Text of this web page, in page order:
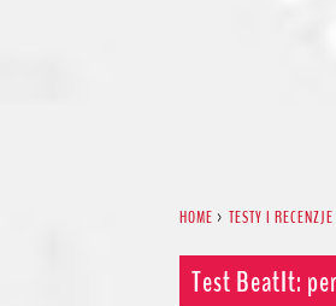
HOME >TESTY I RECENZJE
Test BeatIt: